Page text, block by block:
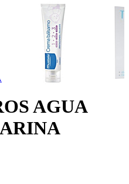
AGUA